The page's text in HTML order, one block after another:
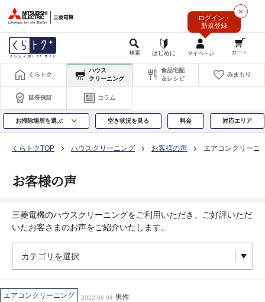
×
ログイン・
新規登録
くらトク
ハウス
クリーニング
食品宅配
＆レシピ
みまもり
延長保証 コラム
お掃除場所を選ぶ 空き状況を見る 料金 対応エリア
くらトクTOP ハウスクリーニング お客様の声 エアコンクリーニ
お客様の声
三菱電機のハウスクリーニングをご利用いただき、ご好評いただ
いたお客さまのお声をご紹介いたします。
エアコンクリーニング 2022.06.04 男性